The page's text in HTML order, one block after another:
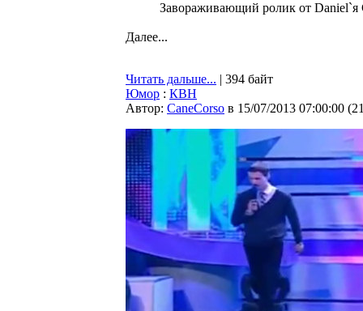
Завораживающий ролик от Daniel`я
Далее...
Читать дальше... | 394 байт
Юмор : КВН
Автор: CaneCorso в 15/07/2013 07:00:00 (